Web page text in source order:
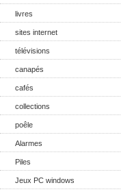
livres
sites internet
télévisions
canapés
cafés
collections
poêle
Alarmes
Piles
Jeux PC windows